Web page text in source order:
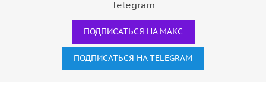
Telegram
ПОДПИСАТЬСЯ НА МАКС
ПОДПИСАТЬСЯ НА TELEGRAM